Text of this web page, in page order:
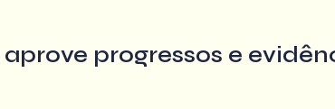
aprove progressos e